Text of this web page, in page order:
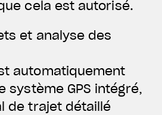
cela est autorisé.
et analyse des
automatiquement
système GPS intégré,
de trajet détaillé